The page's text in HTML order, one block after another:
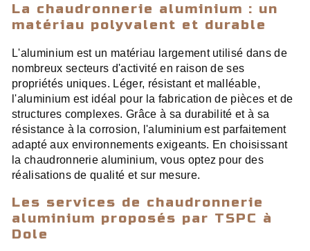
La chaudronnerie aluminium : un
matériau polyvalent et durable
L'aluminium est un matériau largement utilisé dans de
nombreux secteurs d'activité en raison de ses
propriétés uniques. Léger, résistant et malléable,
l'aluminium est idéal pour la fabrication de pièces et de
structures complexes. Grâce à sa durabilité et à sa
résistance à la corrosion, l'aluminium est parfaitement
adapté aux environnements exigeants. En choisissant
la chaudronnerie aluminium, vous optez pour des
réalisations de qualité et sur mesure.
Les services de chaudronnerie
aluminium proposés par TSPC à
Dole